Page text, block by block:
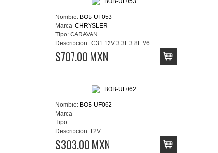
Nombre: BOB-UF053
Marca: CHRYSLER
Tipo: CARAVAN
Descripcion: IC31 12V 3.3L 3.8L V6
$707.00 MXN
Nombre: BOB-UF062
Marca:
Tipo:
Descripcion: 12V
$303.00 MXN